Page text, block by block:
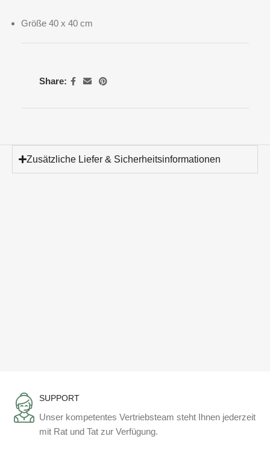
Größe 40 x 40 cm
Share:
Zusätzliche Liefer & Sicherheitsinformationen
SUPPORT
Unser kompetentes Vertriebsteam steht Ihnen jederzeit
mit Rat und Tat zur Verfügung.